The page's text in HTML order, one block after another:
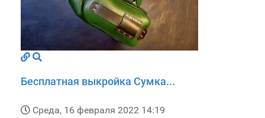
Бесплатная выкройка Сумка...
Среда, 16 февраля 2022 14:19